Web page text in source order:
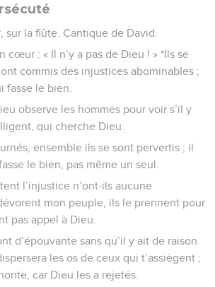
la flûte. Cantique de David.
cœur : « Il n’y a pas de Dieu ! » *Ils se
commis des injustices abominables ;
fasse le bien.
observe les hommes pour voir s’il y
qui cherche Dieu.
ensemble ils se sont pervertis ; il
le bien, pas même un seul.
l’injustice n’ont-ils aucune
mon peuple, ils le prennent pour
pas appel à Dieu.
d’épouvante sans qu’il y ait de raison
les os de ceux qui t’assiègent ;
car Dieu les a rejetés.